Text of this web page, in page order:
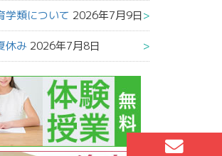
学類について 2026年7月9日
休み 2026年7月8日